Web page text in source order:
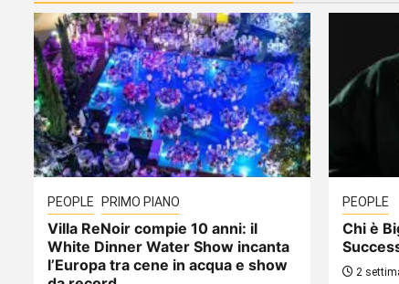
PEOPLE PRIMO PIANO
Villa ReNoir compie 10 anni: il
White Dinner Water Show incanta
l’Europa tra cene in acqua e show
PEOPLE
Chi è
2